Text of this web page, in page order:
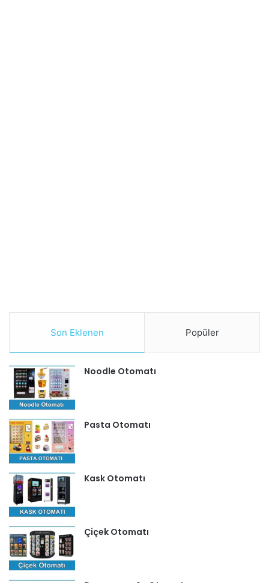
Son Eklenen Popüler
Noodle Otomatı
Pasta Otomatı
Kask Otomatı
Çiçek Otomatı